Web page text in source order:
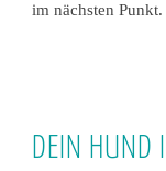
im nächsten Punkt.
DEIN HUND